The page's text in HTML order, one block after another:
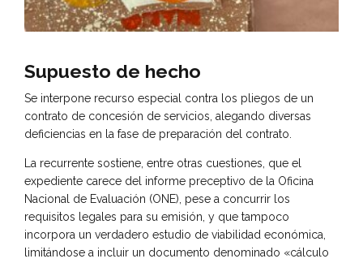
Supuesto de hecho
Se interpone recurso especial contra los pliegos de un
contrato de concesión de servicios, alegando diversas
deficiencias en la fase de preparación del contrato.
La recurrente sostiene, entre otras cuestiones, que el
expediente carece del informe preceptivo de la Oficina
Nacional de Evaluación (ONE), pese a concurrir los
requisitos legales para su emisión, y que tampoco
incorpora un verdadero estudio de viabilidad económica,
limitándose a incluir un documento denominado «cálculo